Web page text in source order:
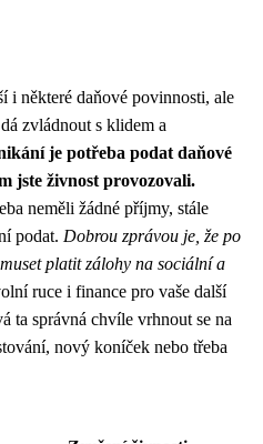
i některé daňové povinnosti, ale
zvládnout s klidem a
je potřeba podat daňové
jste živnost provozovali.
neměli žádné příjmy, stále
podat. Dobrou zprávou je, že po
platit zálohy na sociální a
ruce i finance pro vaše další
ta správná chvíle vrhnout se na
nový koníček nebo třeba